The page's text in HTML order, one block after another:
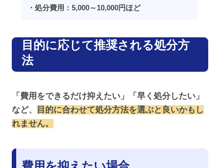
・処分費用：5,000～10,000円ほど
目的に応じて推奨される処分方
法
「費用をできるだけ抑えたい」「早く処分したい」
など、
目的に合わせて処分方法を選ぶと良いかもし
れません。